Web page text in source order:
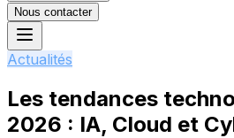
Nous contacter
Actualités
Les tendances
2026 : IA, Cloud et